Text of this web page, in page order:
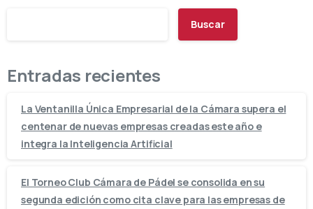
Buscar
Entradas recientes
La Ventanilla Única Empresarial de la Cámara supera el
centenar de nuevas empresas creadas este año e
integra la Inteligencia Artificial
El Torneo Club Cámara de Pádel se consolida en su
segunda edición como cita clave para las empresas de